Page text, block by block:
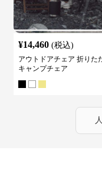
¥14,460 (税込)
アウトドアチェア 折りた
キャンプチェア